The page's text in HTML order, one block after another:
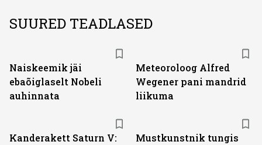
SUURED TEADLASED
Naiskeemik jäi
ebaõiglaselt Nobeli
auhinnata
Meteoroloog Alfred
Wegener pani mandrid
liikuma
Kanderakett Saturn V:
Mustkunstnik tungis